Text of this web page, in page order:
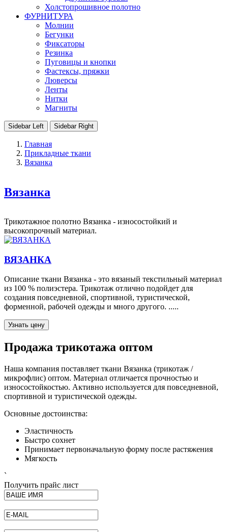
Холстопрошивное полотно
ФУРНИТУРА
Молнии
Бегунки
Фиксаторы
Резинка
Пуговицы и кнопки
Фастексы, пряжки
Люверсы
Ленты
Нитки
Магниты
Sidebar Left Sidebar Right
Главная
Прикладные ткани
Вязанка
Вязанка
Трикотажное полотно Вязанка - износостойкий и
высокопрочный материал.
ВЯЗАНКА
Описание ткани Вязанка - это вязаный текстильный материал
из 100 % полиэстера. Трикотаж отлично подойдет для
создания повседневной, спортивной, туристической,
форменной, рабочей одежды и много другого. .....
Узнать цену
Продажа трикотажа оптом
Наша компания поставляет ткани Вязанка (трикотаж /
микрофлис) оптом. Материал отличается прочностью и
износостойкостью. Активно используется для повседневной,
спортивной и туристической одежды.
Основные достоинства:
Эластичность
Быстро сохнет
Принимает первоначальную форму после растяжения
Мягкость
`
Получить прайс лист